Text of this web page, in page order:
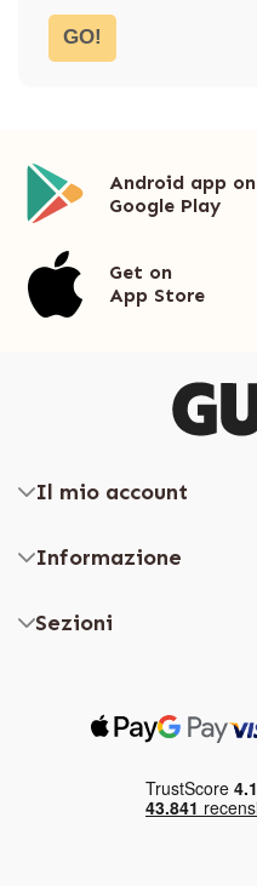
GO!
Android app on
Google Play
Get on
App Store
Il mio account
Informazione
Sezioni